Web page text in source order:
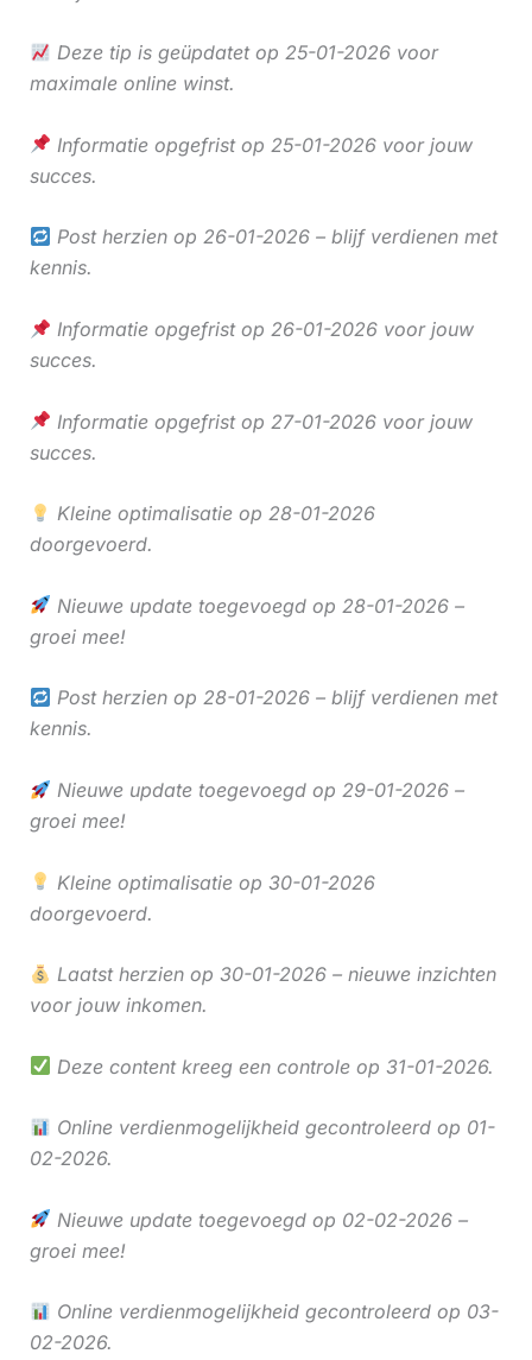
Deze tip is geüpdatet op 25-01-2026 voor
maximale online winst.
Informatie opgefrist op 25-01-2026 voor jouw
succes.
Post herzien op 26-01-2026 – blijf verdienen met
kennis.
Informatie opgefrist op 26-01-2026 voor jouw
succes.
Informatie opgefrist op 27-01-2026 voor jouw
succes.
Kleine optimalisatie op 28-01-2026
doorgevoerd.
Nieuwe update toegevoegd op 28-01-2026 –
groei mee!
Post herzien op 28-01-2026 – blijf verdienen met
kennis.
Nieuwe update toegevoegd op 29-01-2026 –
groei mee!
Kleine optimalisatie op 30-01-2026
doorgevoerd.
Laatst herzien op 30-01-2026 – nieuwe inzichten
voor jouw inkomen.
Deze content kreeg een controle op 31-01-2026.
Online verdienmogelijkheid gecontroleerd op 01-
02-2026.
Nieuwe update toegevoegd op 02-02-2026 –
groei mee!
Online verdienmogelijkheid gecontroleerd op 03-
02-2026.